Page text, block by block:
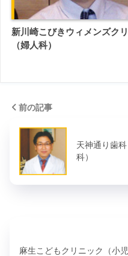
新川崎こびきウィメンズク
（婦人科）
前の記事
天神通り歯
科）
麻生こどもクリニック（小児